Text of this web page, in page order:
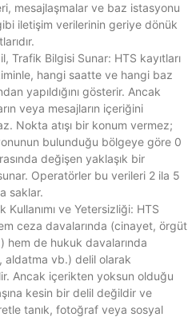
mesajlaşmalar ve baz istasyonu
iletişim verilerinin geriye dönük
Trafik Bilgisi Sunar: HTS kayıtları
hangi saatte ve hangi baz
yapıldığını gösterir. Ancak
veya mesajların içeriğini
Nokta atışı bir konum vermez;
bulunduğu bölgeye göre 0
değişen yaklaşık bir
Operatörler bu verileri 2 ila 5
saklar.
Kullanımı ve Yetersizliği: HTS
ceza davalarında (cinayet, örgüt
hem de hukuk davalarında
aldatma vb.) delil olarak
Ancak içerikten yoksun olduğu
kesin bir delil değildir ve
tanık, fotoğraf veya sosyal